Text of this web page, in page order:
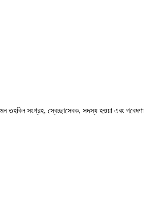
তহবিল সংগ্রহ, স্বেচ্ছাসেবক, সদস্য হওয়া এবং গবেষণা